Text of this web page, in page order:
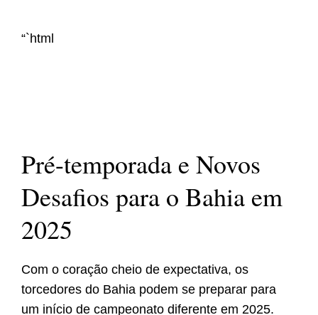
“`html
Pré-temporada e Novos
Desafios para o Bahia em
2025
Com o coração cheio de expectativa, os
torcedores do Bahia podem se preparar para
um início de campeonato diferente em 2025.